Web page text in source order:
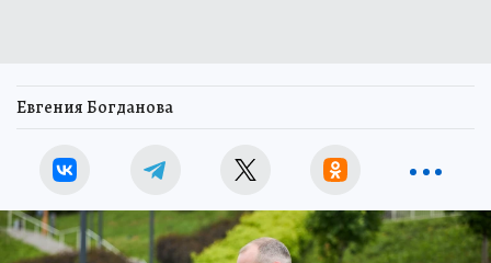
Евгения Богданова